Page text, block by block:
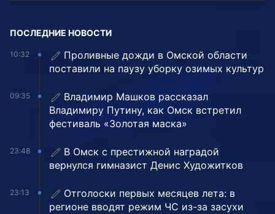
ПОСЛЕДНИЕ НОВОСТИ
10:32
Проливные дожди в Омской области
поставили на паузу уборку озимых культур
09:35
Владимир Машков рассказал
Владимиру Путину, как Омск встретил
фестиваль «Золотая маска»
23:48
В Омск с престижной наградой
вернулся гимназист Денис Художитков
23:13
Отголоски первых месяцев лета: в
регионе вводят режим ЧС из-за засухи